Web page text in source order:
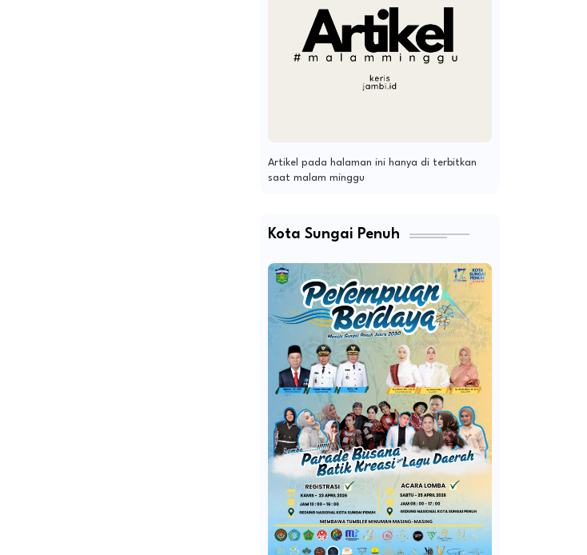
Artikel pada halaman ini hanya di terbitkan
saat malam minggu
Kota Sungai Penuh